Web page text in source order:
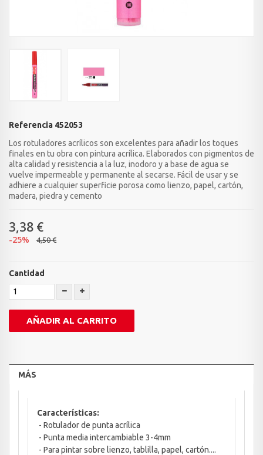
Referencia 452053
Los rotuladores acrílicos son excelentes para añadir los toques
finales en tu obra con pintura acrílica. Elaborados con pigmentos de
alta calidad y resistencia a la luz, inodoro y a base de agua se
vuelve impermeable y permanente al secarse. Fácil de usar y se
adhiere a cualquier superficie porosa como lienzo, papel, cartón,
madera, piedra y cemento
3,38 €
-25% 4,50 €
Cantidad
AÑADIR AL CARRITO
MÁS
Características:
- Rotulador de punta acrílica
- Punta media intercambiable 3-4mm
- Para pintar sobre lienzo, tablilla, papel, cartón....